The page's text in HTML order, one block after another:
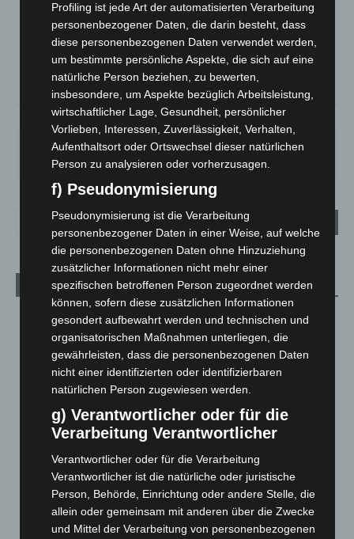
19.7°C 20.7°
18.8
58% 3.1m/s 98%
FR.
21°
SA.
27°
SO.
33°
MO.
29°
DI.
Aktuelle Beiträge
Niedersachsen: Feuerwehrkräfte kehren nach
Waldbrandeinsatz aus Spanien zurück
7. August 2026
entdeckt
7. August 2026
eingedämmt
6. August 2026
Region Hannover: 21 neue Notfallsanitäter starten beim
Roten Kreuz
Profiling ist jede Art der automatisierten Verarbeitung
personenbezogener Daten, die darin besteht, dass
diese personenbezogenen Daten verwendet werden,
um bestimmte persönliche Aspekte, die sich auf eine
natürliche Person beziehen, zu bewerten,
insbesondere, um Aspekte bezüglich Arbeitsleistung,
wirtschaftlicher Lage, Gesundheit, persönlicher
Vorlieben, Interessen, Zuverlässigkeit, Verhalten,
Aufenthaltsort oder Ortswechsel dieser natürlichen
Person zu analysieren oder vorherzusagen.
f) Pseudonymisierung
Pseudonymisierung ist die Verarbeitung
personenbezogener Daten in einer Weise, auf welche
die personenbezogenen Daten ohne Hinzuziehung
zusätzlicher Informationen nicht mehr einer
spezifischen betroffenen Person zugeordnet werden
können, sofern diese zusätzlichen Informationen
gesondert aufbewahrt werden und technischen und
organisatorischen Maßnahmen unterliegen, die
gewährleisten, dass die personenbezogenen Daten
nicht einer identifizierten oder identifizierbaren
natürlichen Person zugewiesen werden.
g) Verantwortlicher oder für die
Verarbeitung Verantwortlicher
Verantwortlicher oder für die Verarbeitung
Verantwortlicher ist die natürliche oder juristische
Person, Behörde, Einrichtung oder andere Stelle, die
allein oder gemeinsam mit anderen über die Zwecke
und Mittel der Verarbeitung von personenbezogenen